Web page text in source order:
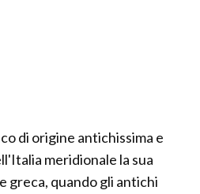
di origine antichissima e
meridionale la sua
greca, quando gli antichi